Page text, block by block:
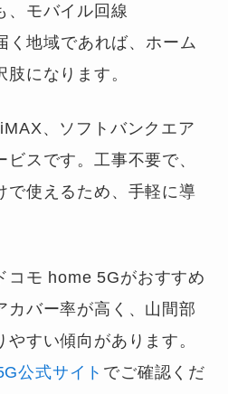
、モバイル回線
く地域であれば、ホーム
になります。
、ソフトバンクエア
スです。工事不要で、
で使えるため、手軽に導
コモ home 5Gがおすすめ
カバー率が高く、山間部
すい傾向があります。
公式サイト でご確認くだ